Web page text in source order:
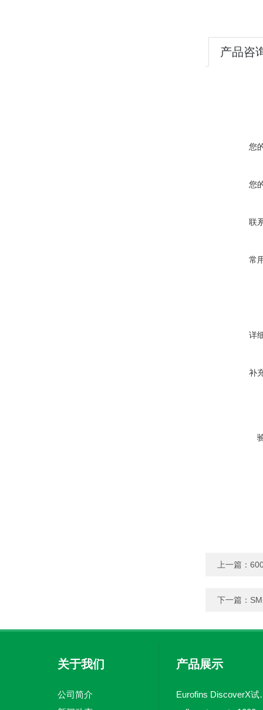
产品咨
您
您
联
常
详
补
上一篇：
下一篇：
关于我们
公司简介
产品展示